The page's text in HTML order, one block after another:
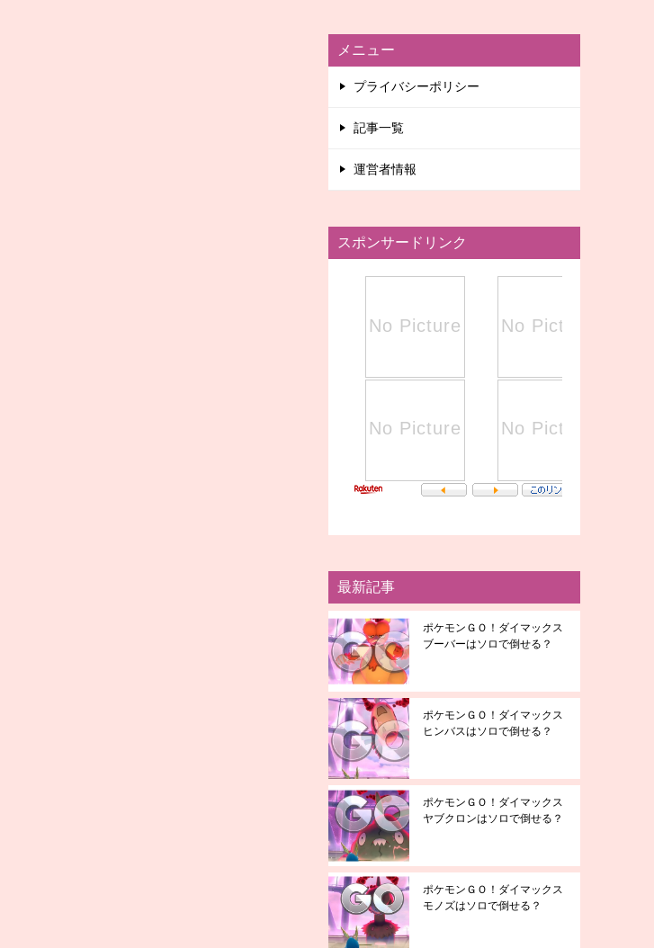
メニュー
プライバシーポリシー
記事一覧
運営者情報
スポンサードリンク
最新記事
ポケモンＧＯ！ダイマックス
ブーバーはソロで倒せる？
ポケモンＧＯ！ダイマックス
ヒンバスはソロで倒せる？
ポケモンＧＯ！ダイマックス
ヤブクロンはソロで倒せる？
ポケモンＧＯ！ダイマックス
モノズはソロで倒せる？